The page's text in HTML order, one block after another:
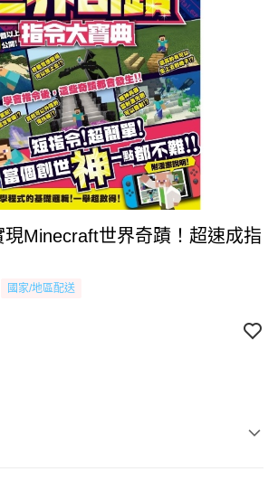
現Minecraft世界奇蹟！超速成指
國家/地區配送